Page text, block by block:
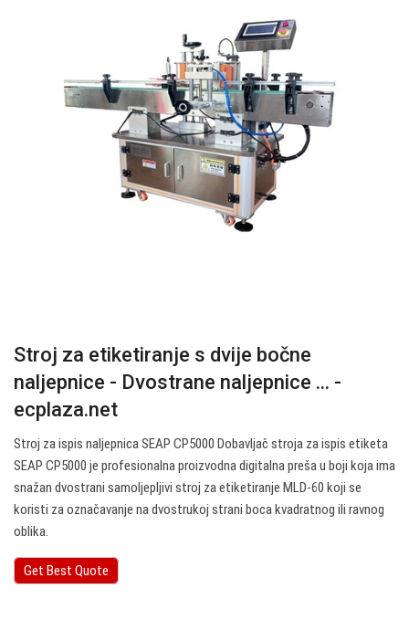
Stroj za etiketiranje s dvije bočne
naljepnice - Dvostrane naljepnice ... -
ecplaza.net
Stroj za ispis naljepnica SEAP CP5000 Dobavljač stroja za ispis etiketa
SEAP CP5000 je profesionalna proizvodna digitalna preša u boji koja ima
snažan dvostrani samoljepljivi stroj za etiketiranje MLD-60 koji se
koristi za označavanje na dvostrukoj strani boca kvadratnog ili ravnog
oblika.
Get Best Quote